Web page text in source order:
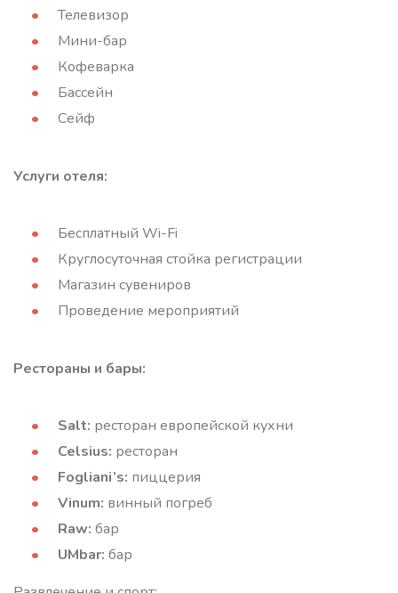
Телевизор
Мини-бар
Кофеварка
Бассейн
Сейф
Услуги отеля:
Бесплатный Wi-Fi
Круглосуточная стойка регистрации
Магазин сувениров
Проведение мероприятий
Рестораны и бары:
Salt: ресторан европейской кухни
Celsius: ресторан
Fogliani’s: пиццерия
Vinum: винный погреб
Raw: бар
UMbar: бар